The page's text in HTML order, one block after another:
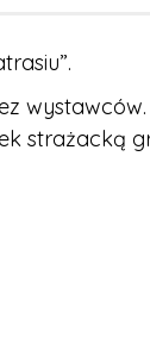
wystawców.
strażacką